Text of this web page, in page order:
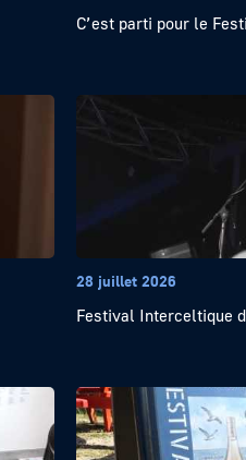
C’est parti pour le
28 juillet 2026
Festival Interceltique